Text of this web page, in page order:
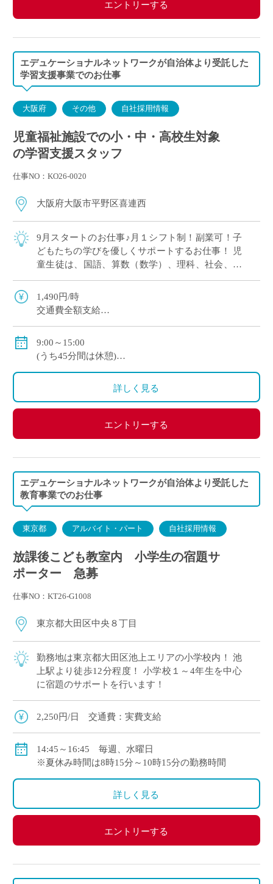
エントリーする
エデュケーショナルネットワークが自治体より受託した
学習支援事業でのお仕事
大阪府 その他 自社採用情報
児童福祉施設での小・中・高校生対象
の学習支援スタッフ
仕事NO：KO26-0020
大阪府大阪市平野区喜連西
9月スタートのお仕事♪月１シフト制！副業可！子
どもたちの学びを優しくサポートするお仕事！ 児
童生徒は、国語、算数（数学）、理科、社会、英
ポートをお願いします。 ICT教材など […]
1,490円/時
交通費全額支給
9:00～15:00
(うち45分間は休憩)
※週2日程度勤務希望の方（火、水、木、金のうち2日
※月１シフト制（10～15日頃に次月の希望をお聞きし
て、25日頃に共有いたします）
詳しく見る
エントリーする
エデュケーショナルネットワークが自治体より受託した
教育事業でのお仕事
東京都 アルバイト・パート 自社採用情報
放課後こども教室内 小学生の宿題サ
ポーター 急募
仕事NO：KT26-G1008
東京都大田区中央８丁目
勤務地は東京都大田区池上エリアの小学校内！ 池
上駅より徒歩12分程度！ 小学校１～4年生を中心
に宿題のサポートを行います！
2,250円/日 交通費：実費支給
14:45～16:45 毎週、水曜日
※夏休み時間は8時15分～10時15分の勤務時間
詳しく見る
エントリーする